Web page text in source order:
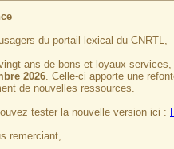
du portail lexical du CNRTL,
ans de bons et loyaux
2026. Celle-ci apporte une
de nouvelles ressources.
tester la nouvelle version ici :
remerciant,